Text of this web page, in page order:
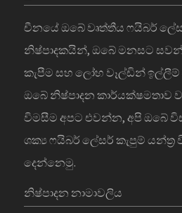
චීනයේ ඔබේ වෘත්තීය ෆයිබර්
නිෂ්පාදකයින්, ඔබේ මනසට
කැපීම සහ ලෝහ වෑල්ඩින්
ඔබේ නිෂ්පාදන කාර්යක්ෂමතාව
විමසීම අපට එවන්න, අපි ඔබේ
ශක්‍ය ෆයිබර් ලේසර් කැපුම් යන්ත්‍ර
දෙන්නෙමු.
නිෂ්පාදන නාමාවලිය